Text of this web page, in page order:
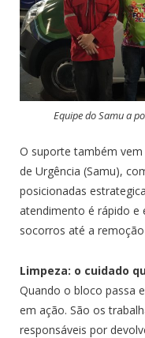
Equipe do Samu a
O suporte também
de Urgência (Samu),
posicionadas
atendimento é rápido e
socorros até a
Limpeza: o cuidado
Quando o bloco passa
em ação. São os
responsáveis por